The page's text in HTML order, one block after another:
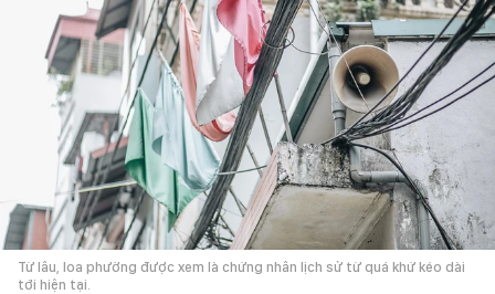
Từ lâu, loa phường được xem là chứng nhân lịch sử từ quá khứ kéo dài
tới hiện tại.